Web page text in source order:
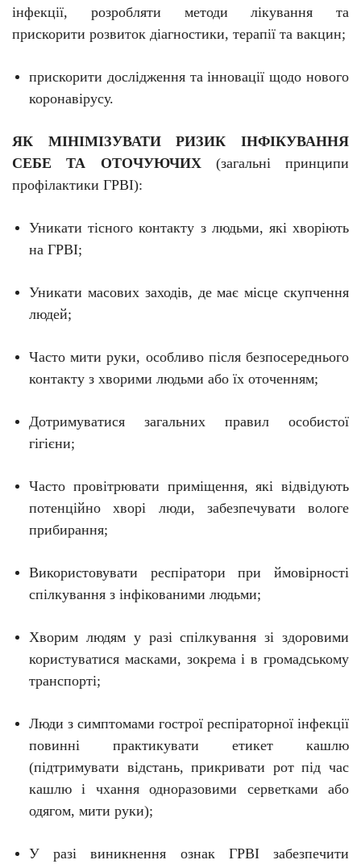
інфекції, розробляти методи лікування та
прискорити розвиток діагностики, терапії та вакцин;
прискорити дослідження та інновації щодо нового
коронавірусу.
ЯК МІНІМІЗУВАТИ РИЗИК ІНФІКУВАННЯ
СЕБЕ ТА ОТОЧУЮЧИХ (загальні принципи
профілактики ГРВІ):
Уникати тісного контакту з людьми, які хворіють
на ГРВІ;
Уникати масових заходів, де має місце скупчення
людей;
Часто мити руки, особливо після безпосереднього
контакту з хворими людьми або їх оточенням;
Дотримуватися загальних правил особистої
гігієни;
Часто провітрювати приміщення, які відвідують
потенційно хворі люди, забезпечувати вологе
прибирання;
Використовувати респіратори при ймовірності
спілкування з інфікованими людьми;
Хворим людям у разі спілкування зі здоровими
користуватися масками, зокрема і в громадському
транспорті;
Люди з симптомами гострої респіраторної інфекції
повинні практикувати етикет кашлю
(підтримувати відстань, прикривати рот під час
кашлю і чхання одноразовими серветками або
одягом, мити руки);
У разі виникнення ознак ГРВІ забезпечити